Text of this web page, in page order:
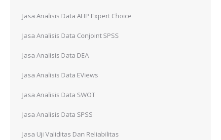
Jasa Analisis Data AHP Expert Choice
Jasa Analisis Data Conjoint SPSS
Jasa Analisis Data DEA
Jasa Analisis Data EViews
Jasa Analisis Data SWOT
Jasa Analisis Data SPSS
Jasa Uji Validitas Dan Reliabilitas